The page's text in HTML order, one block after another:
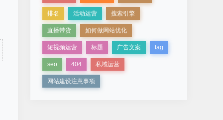
排名 活动运营 搜索引擎
直播带货 如何做网站优化
短视频运营 标题 广告文案 tag
seo 404 私域运营
网站建设注意事项